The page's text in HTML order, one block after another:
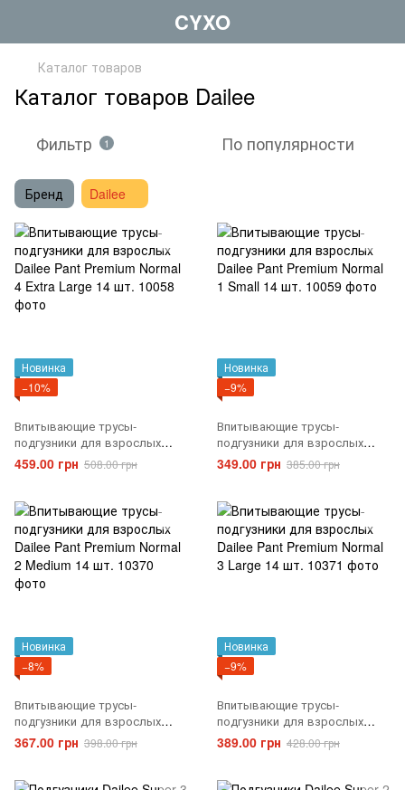
CYXO
Каталог товаров
Каталог товаров Dailee
Фильтр 1 По популярности
Бренд Dailee
Новинка
−10%
Впитывающие трусы-
подгузники для взрослых
Dailee Pant Premium Normal 4
Extra Large 14 шт.
459.00 грн 508.00 грн
Новинка
−9%
Впитывающие трусы-
подгузники для взрослых
Dailee Pant Premium Normal 1
Small 14 шт.
349.00 грн 385.00 грн
Новинка
−8%
Впитывающие трусы-
подгузники для взрослых
Dailee Pant Premium Normal 2
Medium 14 шт.
367.00 грн 398.00 грн
Новинка
−9%
Впитывающие трусы-
подгузники для взрослых
Dailee Pant Premium Normal 3
Large 14 шт.
389.00 грн 428.00 грн